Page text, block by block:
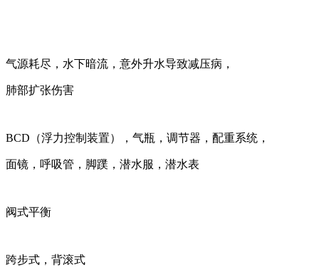
气源耗尽，水下暗流，意外升水导致减压病，
肺部扩张伤害
BCD（浮力控制装置），气瓶，调节器，配重系统，
面镜，呼吸管，脚蹼，潜水服，潜水表
阀式平衡
跨步式，背滚式